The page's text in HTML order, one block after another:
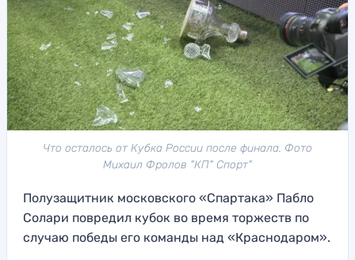
Что осталось от Кубка России после финала. Фото
Михаил Фролов "КП" Спорт"
Полузащитник московского «Спартака» Пабло
Солари повредил кубок во время торжеств по
случаю победы его команды над «Краснодаром».